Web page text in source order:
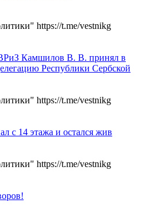
https://t.me/vestnikg
Камшилов В. В. принял в
Республики Сербской
https://t.me/vestnikg
с 14 этажа и остался жив
https://t.me/vestnikg